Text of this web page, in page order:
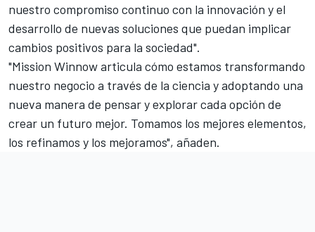
nuestro compromiso continuo con la innovación y el
desarrollo de nuevas soluciones que puedan implicar
cambios positivos para la sociedad".
"Mission Winnow articula cómo estamos transformando
nuestro negocio a través de la ciencia y adoptando una
nueva manera de pensar y explorar cada opción de
crear un futuro mejor. Tomamos los mejores elementos,
los refinamos y los mejoramos", añaden.